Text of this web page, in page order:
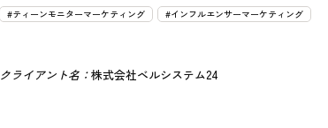
#ティーンモニターマーケティング #インフルエンサーマーケティング
クライアント名：株式会社ベルシステム24